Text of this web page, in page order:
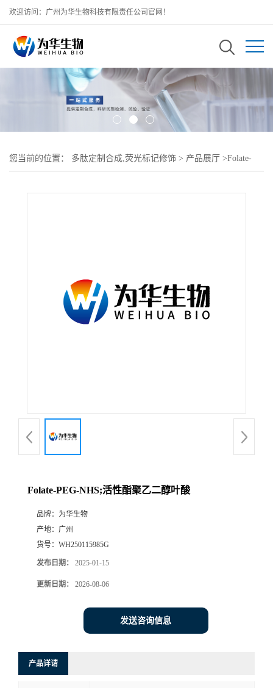
欢迎访问：广州为华生物科技有限责任公司官网！
您当前的位置： 多肽定制合成,荧光标记修饰 > 产品展厅 >Folate-
Folate-PEG-NHS;活性酯聚乙二醇叶酸
品牌： 为华生物
产地： 广州
货号： WH250115985G
发布日期： 2025-01-15
更新日期： 2026-08-06
发送咨询信息
产品详请